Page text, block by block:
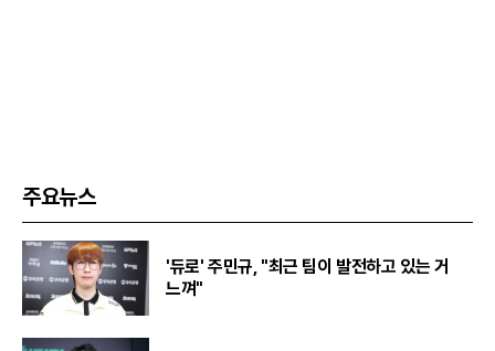
주요뉴스
'듀로' 주민규, "최근 팀이 발전하고 있는 거
느껴"